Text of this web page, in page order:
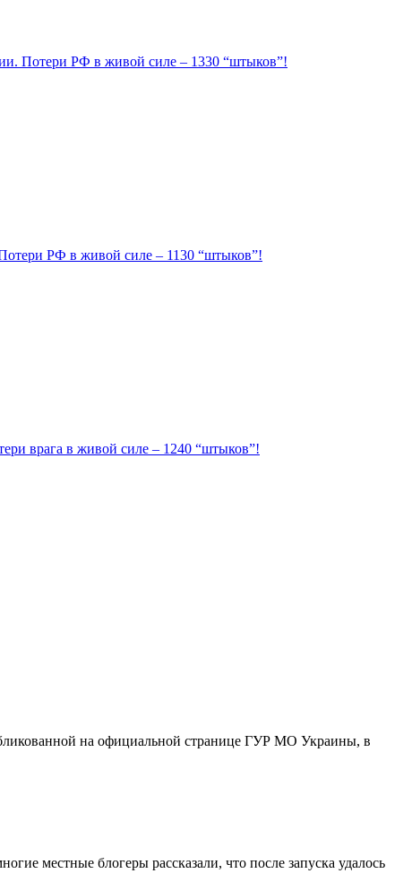
Потери РФ в живой силе – 1330 “штыков”!
РФ в живой силе – 1130 “штыков”!
врага в живой силе – 1240 “штыков”!
на официальной странице ГУР МО Украины, в
местные блогеры рассказали, что после запуска удалось